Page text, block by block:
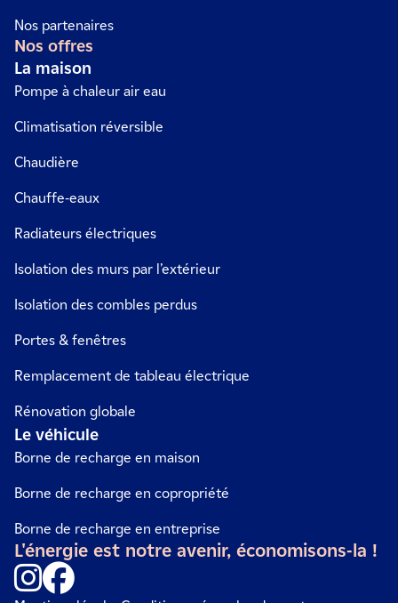
Nos partenaires
Nos offres
La maison
Pompe à chaleur air eau
Climatisation réversible
Chaudière
Chauffe-eaux
Radiateurs électriques
Isolation des murs par l’extérieur
Isolation des combles perdus
Portes & fenêtres
Remplacement de tableau électrique
Rénovation globale
Le véhicule
Borne de recharge en maison
Borne de recharge en copropriété
Borne de recharge en entreprise
L'énergie est notre avenir, économisons-la !